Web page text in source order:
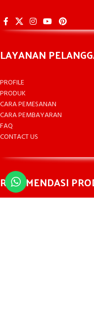
LAYANAN
PROFILE
PRODUK
CARA PEMESANAN
CARA PEMBAYARAN
FAQ
CONTACT US
REKOMENDASI